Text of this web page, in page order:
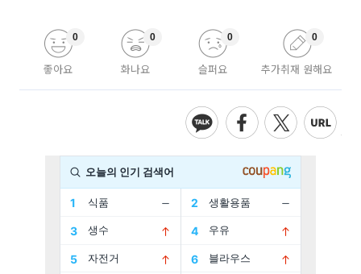
좋아요
0
화나요
0
슬퍼요
0
추가취재 원해요
0